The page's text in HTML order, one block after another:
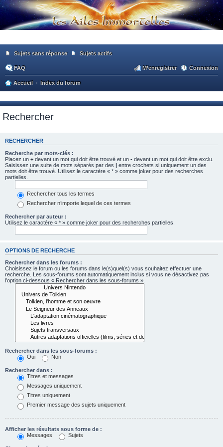
Sujets sans réponse Sujets actifs
FAQ Connexion
M’enregistrer
Accueil Index du forum
Rechercher
RECHERCHER
Recherche par mots-clés :
Placez un + devant un mot qui doit être trouvé et un - devant un mot qui doit être exclu.
Saisissez une suite de mots séparés par des | entre crochets si uniquement un des
mots doit être trouvé. Utilisez le caractère « * » comme joker pour des recherches
partielles.
Rechercher tous les termes
Rechercher n’importe lequel de ces termes
Rechercher par auteur :
Utilisez le caractère « * » comme joker pour des recherches partielles.
OPTIONS DE RECHERCHE
Rechercher dans les forums :
Choisissez le forum ou les forums dans le(s)quel(s) vous souhaitez effectuer une
recherche. Les sous-forums sont automatiquement inclus si vous ne désactivez pas
l’option ci-dessous « Rechercher dans les sous-forums ».
Rechercher dans les sous-forums :
Oui
Non
Rechercher dans :
Titres et messages
Messages uniquement
Titres uniquement
Premier message des sujets uniquement
Afficher les résultats sous forme de :
Messages
Sujets